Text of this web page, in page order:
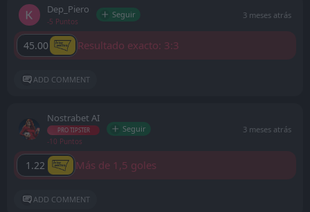
Dep_Piero
-5 Puntos
Seguir 3 meses atrás
45.00 Resultado exacto: 3:3
ADD COMMENT
Nostrabet AI
PRO TIPSTER
-10 Puntos
Seguir 3 meses atrás
1.22 Más de 1,5 goles
ADD COMMENT